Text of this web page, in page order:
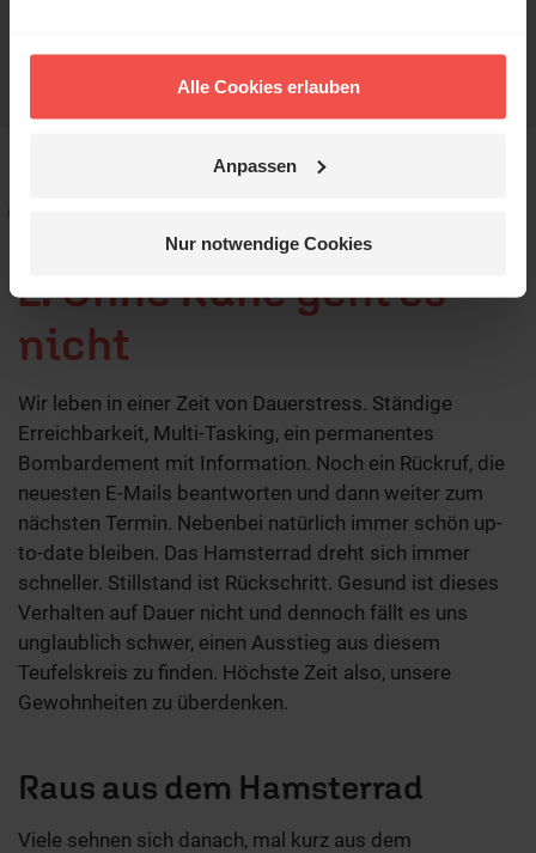
Alle Cookies erlauben
Anpassen
Nur notwendige Cookies
2. Ohne Ruhe geht es
nicht
Wir leben in einer Zeit von Dauerstress. Ständige
Erreichbarkeit, Multi-Tasking, ein permanentes
Bombardement mit Information. Noch ein Rückruf, die
neuesten E-Mails beantworten und dann weiter zum
nächsten Termin. Nebenbei natürlich immer schön up-
to-date bleiben. Das Hamsterrad dreht sich immer
schneller. Stillstand ist Rückschritt. Gesund ist dieses
Verhalten auf Dauer nicht und dennoch fällt es uns
unglaublich schwer, einen Ausstieg aus diesem
Teufelskreis zu finden. Höchste Zeit also, unsere
Gewohnheiten zu überdenken.
Raus aus dem Hamsterrad
Viele sehnen sich danach, mal kurz aus dem